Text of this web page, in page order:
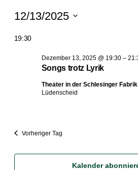
Veranstaltungen
für
Dezember
2025
12/13/2025
wählen.
19:30
Songs trotz Lyrik
Dezember 13, 2025 @ 19:30–
Theater in der Schlesinger Fabrik
Lüdenscheid
Vorheriger Tag
Kalender